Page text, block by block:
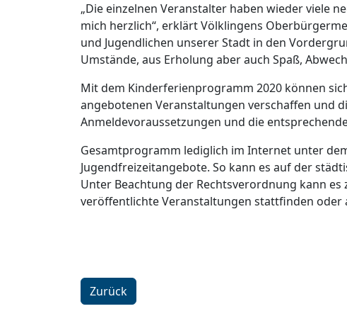
„Die einzelnen Veranstalter haben wieder viele
mich herzlich“, erklärt Völklingens
und Jugendlichen unserer Stadt in den
Umstände, aus Erholung aber auch Spaß,
Mit dem Kinderferienprogramm 2020 können
angebotenen Veranstaltungen verschaffen und
Anmeldevoraussetzungen und die
Gesamtprogramm lediglich im Internet unter
Jugendfreizeitangebote. So kann es auf der
Unter Beachtung der Rechtsverordnung kann es
veröffentlichte Veranstaltungen stattfinden
Zurück